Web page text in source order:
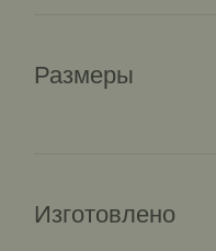
Размеры
Изготовлено